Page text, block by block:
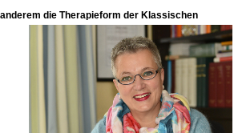
die Therapieform der Klassischen